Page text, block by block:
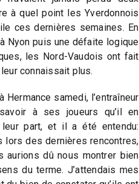
à quel point les Yverdonnois
ces dernières semaines. En
Nyon puis une défaite logique
les Nord-Vaudois ont fait
leur connaissait plus.
samedi, l’entraîneur
à ses joueurs qu’il en
part, et il a été entendu:
lors des dernières rencontres,
aurions dû nous montrer bien
du terme. J’attendais mes